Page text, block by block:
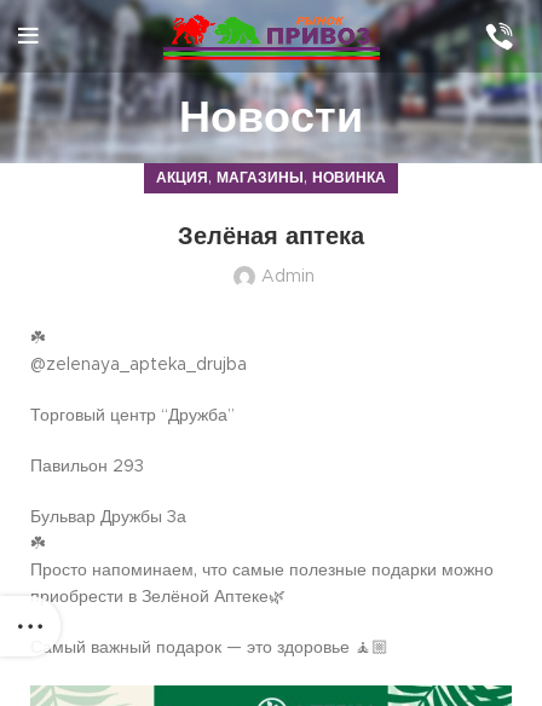
Новости
АКЦИЯ , МАГАЗИНЫ , НОВИНКА
Зелёная аптека
Admin
☘️
@zelenaya_apteka_drujba
Торговый центр “Дружба”
Павильон 293
Бульвар Дружбы 3а
☘️
Просто напоминаем, что самые полезные подарки можно
приобрести в Зелёной Аптеке🌿
Самый важный подарок — это здоровье 🧘🏼